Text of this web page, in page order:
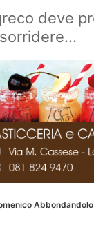
deve
Abbondandolo